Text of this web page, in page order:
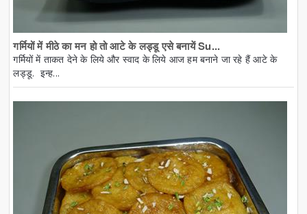
गर्मियों में मीठे का मन हो तो आटे के लड्डू एसे बनायें Su...
गर्मियों में ताकत देने के लिये और स्वाद के लिये आज हम बनाने जा रहे हैं आटे के
लड्डू. इन्ह...